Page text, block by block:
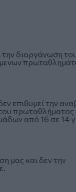
διοργάνωση
επιθυμεί την
πρωταθλήματος
από 16 σε 14
μας και δεν την